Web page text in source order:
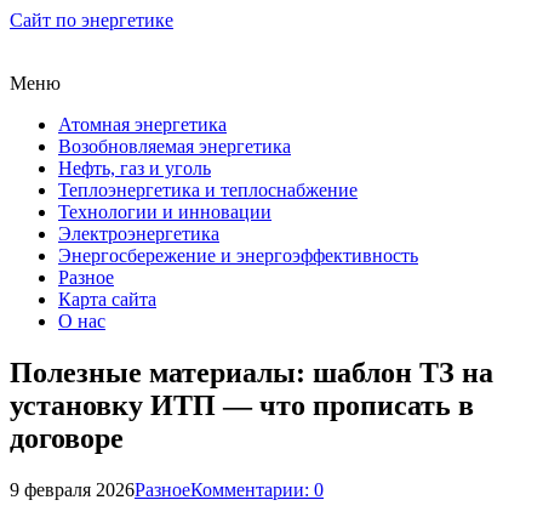
Сайт по энергетике
Меню
Атомная энергетика
Возобновляемая энергетика
Нефть, газ и уголь
Теплоэнергетика и теплоснабжение
Технологии и инновации
Электроэнергетика
Энергосбережение и энергоэффективность
Разное
Карта сайта
О нас
Полезные материалы: шаблон ТЗ на
установку ИТП — что прописать в
договоре
9 февраля 2026РазноеКомментарии: 0